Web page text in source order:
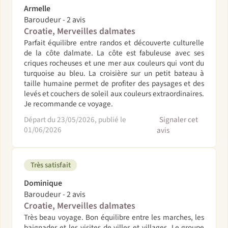
Armelle
Baroudeur - 2 avis
Croatie, Merveilles dalmates
Parfait équilibre entre randos et découverte culturelle
de la côte dalmate. La côte est fabuleuse avec ses
criques rocheuses et une mer aux couleurs qui vont du
turquoise au bleu. La croisière sur un petit bateau à
taille humaine permet de profiter des paysages et des
levés et couchers de soleil aux couleurs extraordinaires.
Je recommande ce voyage.
Départ du 23/05/2026, publié le
01/06/2026
Signaler cet
avis
Très satisfait
Dominique
Baroudeur - 2 avis
Croatie, Merveilles dalmates
Très beau voyage. Bon équilibre entre les marches, les